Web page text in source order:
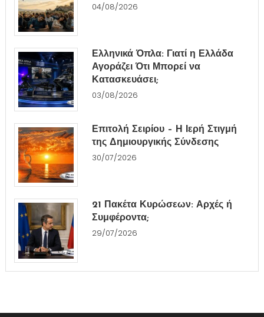
04/08/2026
Ελληνικά Όπλα: Γιατί η Ελλάδα
Αγοράζει Ότι Μπορεί να
Κατασκευάσει;
03/08/2026
Επιτολή Σειρίου – Η Ιερή Στιγμή
της Δημιουργικής Σύνδεσης
30/07/2026
21 Πακέτα Κυρώσεων: Αρχές ή
Συμφέροντα;
29/07/2026